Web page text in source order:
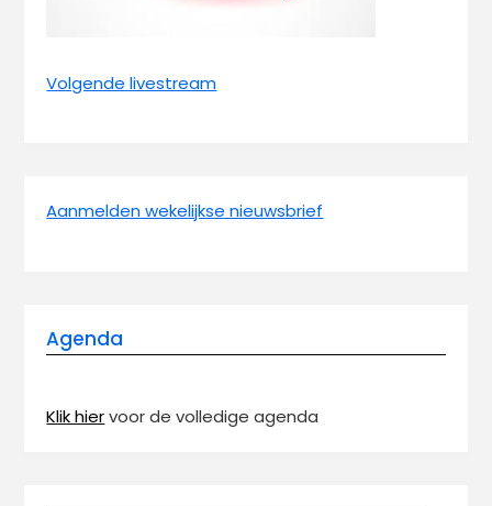
Volgende livestream
Aanmelden wekelijkse nieuwsbrief
Agenda
Klik hiervoor de volledige agenda